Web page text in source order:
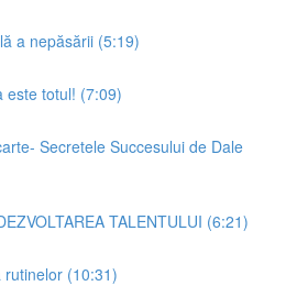
a nepăsării (5:19)
este totul! (7:09)
Secretele Succesului de Dale
TALENTULUI (6:21)
(10:31)